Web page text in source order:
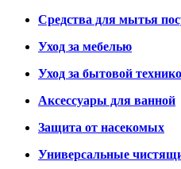
Средства для мытья
Уход за мебелью
Уход за бытовой
Аксессуары для ванной
Защита от насекомых
Универсальные